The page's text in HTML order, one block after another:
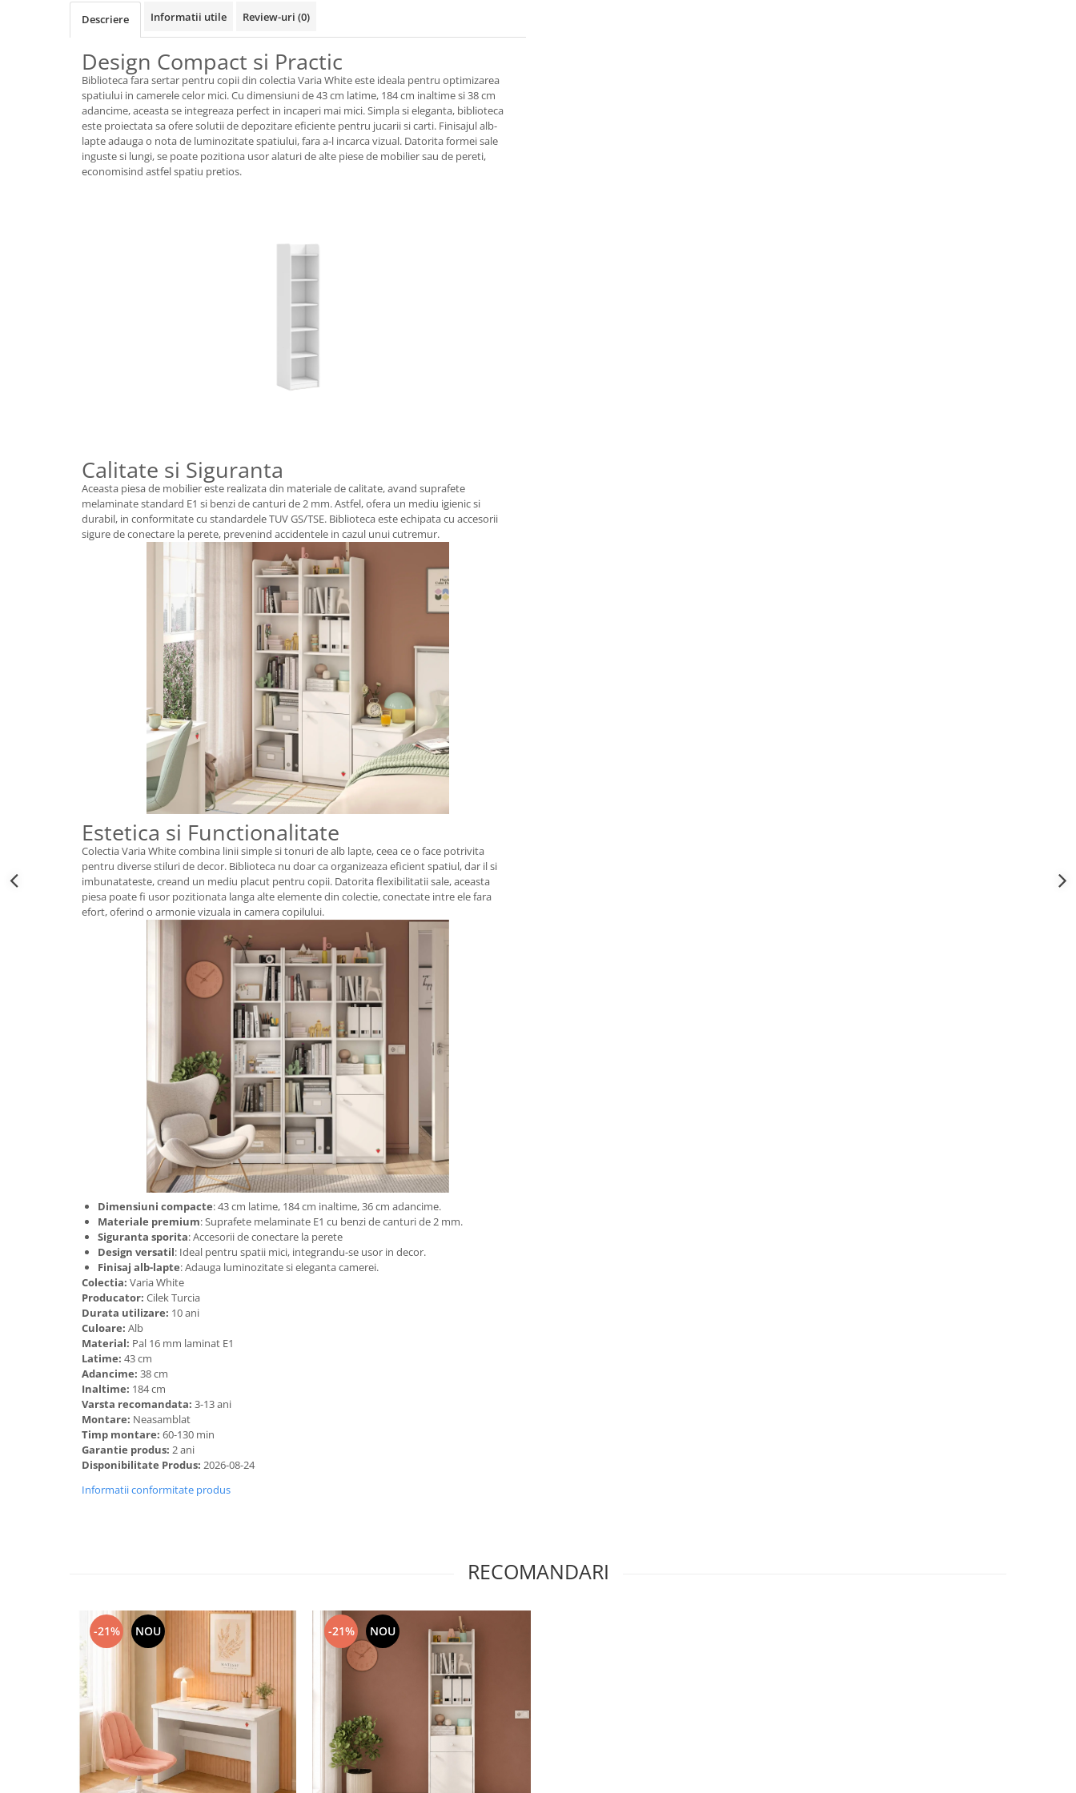
Descriere Informatii utile Review-uri (0)
Design Compact si Practic
Biblioteca fara sertar pentru copii din colectia Varia White este ideala pentru optimizarea
spatiului in camerele celor mici. Cu dimensiuni de 43 cm latime, 184 cm inaltime si 38 cm
adancime, aceasta se integreaza perfect in incaperi mai mici. Simpla si eleganta, biblioteca
este proiectata sa ofere solutii de depozitare eficiente pentru jucarii si carti. Finisajul alb-
lapte adauga o nota de luminozitate spatiului, fara a-l incarca vizual. Datorita formei sale
inguste si lungi, se poate pozitiona usor alaturi de alte piese de mobilier sau de pereti,
economisind astfel spatiu pretios.
Calitate si Siguranta
Aceasta piesa de mobilier este realizata din materiale de calitate, avand suprafete
melaminate standard E1 si benzi de canturi de 2 mm. Astfel, ofera un mediu igienic si
durabil, in conformitate cu standardele TUV GS/TSE. Biblioteca este echipata cu accesorii
sigure de conectare la perete, prevenind accidentele in cazul unui cutremur.
Estetica si Functionalitate
Colectia Varia White combina linii simple si tonuri de alb lapte, ceea ce o face potrivita
pentru diverse stiluri de decor. Biblioteca nu doar ca organizeaza eficient spatiul, dar il si
imbunatateste, creand un mediu placut pentru copii. Datorita flexibilitatii sale, aceasta
piesa poate fi usor pozitionata langa alte elemente din colectie, conectate intre ele fara
efort, oferind o armonie vizuala in camera copilului.
Dimensiuni compacte: 43 cm latime, 184 cm inaltime, 36 cm adancime.
Materiale premium: Suprafete melaminate E1 cu benzi de canturi de 2 mm.
Siguranta sporita: Accesorii de conectare la perete
Design versatil: Ideal pentru spatii mici, integrandu-se usor in decor.
Finisaj alb-lapte: Adauga luminozitate si eleganta camerei.
Colectia: Varia White
Producator: Cilek Turcia
Durata utilizare: 10 ani
Culoare: Alb
Material: Pal 16 mm laminat E1
Latime: 43 cm
Adancime: 38 cm
Inaltime: 184 cm
Varsta recomandata: 3-13 ani
Montare: Neasamblat
Timp montare: 60-130 min
Garantie produs: 2 ani
Disponibilitate Produs: 2026-08-24
Informatii conformitate produs
RECOMANDARI
-21% NOU -21% NOU